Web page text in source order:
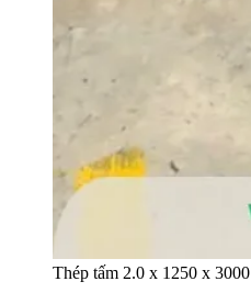
Thép tấm 2.0 x 1250 x 3000